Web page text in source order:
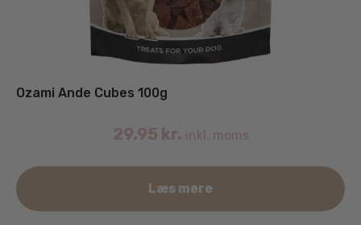
Ozami Ande Cubes 100g
29.95 kr. inkl. moms
Læs mere